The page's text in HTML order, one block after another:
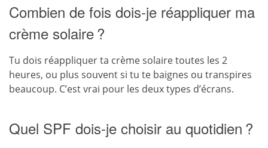
Combien de fois dois-je réappliquer ma
crème solaire ?
Tu dois réappliquer ta crème solaire toutes les 2
heures, ou plus souvent si tu te baignes ou transpires
beaucoup. C’est vrai pour les deux types d’écrans.
Quel SPF dois-je choisir au quotidien ?